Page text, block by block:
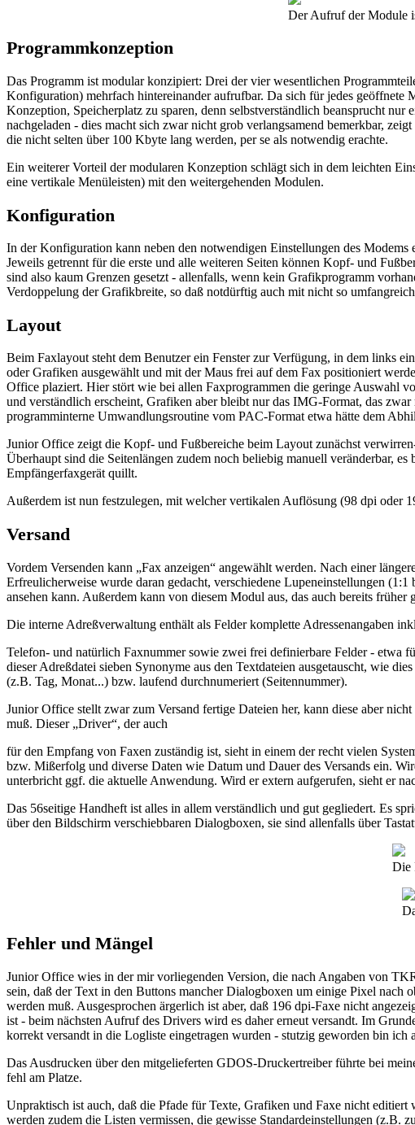
Der Aufruf der Module
Programmkonzeption
Das Programm ist modular konzipiert: Drei der vier wesentlichen
Konfiguration) mehrfach hintereinander aufrufbar. Da sich für jedes
Konzeption, Speicherplatz zu sparen, denn selbstverständlich beansprucht
nachgeladen - dies macht sich zwar nicht grob verlangsamend bemerkbar,
die nicht selten über 100 Kbyte lang werden, per se als notwendig erachte.
Ein weiterer Vorteil der modularen Konzeption schlägt sich in dem leichten
eine vertikale Menüleisten) mit den weitergehenden Modulen.
Konfiguration
In der Konfiguration kann neben den notwendigen Einstellungen des
Jeweils getrennt für die erste und alle weiteren Seiten können Kopf- und
sind also kaum Grenzen gesetzt - allenfalls, wenn kein Grafikprogramm
Verdoppelung der Grafikbreite, so daß notdürftig auch mit nicht so
Layout
Beim Faxlayout steht dem Benutzer ein Fenster zur Verfügung, in dem links
oder Grafiken ausgewählt und mit der Maus frei auf dem Fax positioniert
Office plaziert. Hier stört wie bei allen Faxprogrammen die geringe Auswahl
und verständlich erscheint, Grafiken aber bleibt nur das IMG-Format, das
programminterne Umwandlungsroutine vom PAC-Format etwa hätte dem
Junior Office zeigt die Kopf- und Fußbereiche beim Layout zunächst
Überhaupt sind die Seitenlängen zudem noch beliebig manuell veränderbar,
Empfängerfaxgerät quillt.
Außerdem ist nun festzulegen, mit welcher vertikalen Auflösung (98 dpi oder
Versand
Vordem Versenden kann „Fax anzeigen“ angewählt werden. Nach einer
Erfreulicherweise wurde daran gedacht, verschiedene Lupeneinstellungen
ansehen kann. Außerdem kann von diesem Modul aus, das auch bereits
Die interne Adreßverwaltung enthält als Felder komplette Adressenangaben
Telefon- und natürlich Faxnummer sowie zwei frei definierbare Felder - etwa
dieser Adreßdatei sieben Synonyme aus den Textdateien ausgetauscht, wie
(z.B. Tag, Monat...) bzw. laufend durchnumeriert (Seitennummer).
Junior Office stellt zwar zum Versand fertige Dateien her, kann diese aber
muß. Dieser „Driver“, der auch
für den Empfang von Faxen zuständig ist, sieht in einem der recht vielen
bzw. Mißerfolg und diverse Daten wie Datum und Dauer des Versands ein.
unterbricht ggf. die aktuelle Anwendung. Wird er extern aufgerufen, sieht er
Das 56seitige Handheft ist alles in allem verständlich und gut gegliedert. Es
über den Bildschirm verschiebbaren Dialogboxen, sie sind allenfalls über
Die
Fehler und Mängel
Junior Office wies in der mir vorliegenden Version, die nach Angaben von
sein, daß der Text in den Buttons mancher Dialogboxen um einige Pixel nach
werden muß. Ausgesprochen ärgerlich ist aber, daß 196 dpi-Faxe nicht
ist - beim nächsten Aufruf des Drivers wird es daher erneut versandt. Im
korrekt versandt in die Logliste eingetragen wurden - stutzig geworden bin
Das Ausdrucken über den mitgelieferten GDOS-Druckertreiber führte bei
fehl am Platze.
Unpraktisch ist auch, daß die Pfade für Texte, Grafiken und Faxe nicht
werden zudem die Listen vermissen, die gewisse Standardeinstellungen